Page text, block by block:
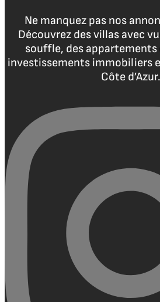
Ne manquez pas nos
Découvrez des villas avec
souffle, des
investissements immobiliers
Côte d’Azur.